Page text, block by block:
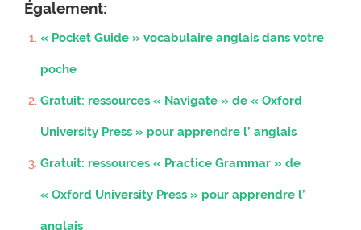
Également:
« Pocket Guide » vocabulaire anglais dans votre
poche
Gratuit: ressources « Navigate » de « Oxford
University Press » pour apprendre l’ anglais
Gratuit: ressources « Practice Grammar » de
« Oxford University Press » pour apprendre l’
anglais